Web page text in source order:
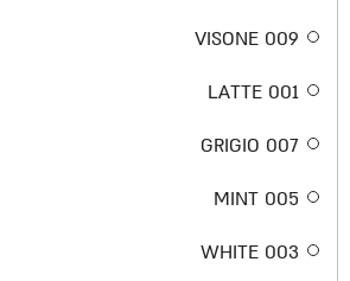
009 VISONE
001 LATTE
007 GRIGIO
005 MINT
003 WHITE